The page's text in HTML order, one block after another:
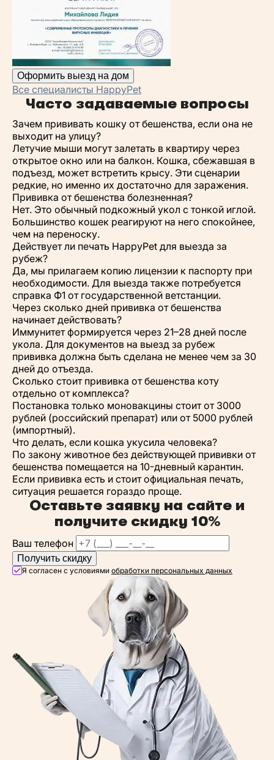
Оформить выезд на дом
Все специалисты HappyPet
Часто задаваемые вопросы
Зачем прививать кошку от бешенства, если она не
выходит на улицу?
Летучие мыши могут залетать в квартиру через
открытое окно или на балкон. Кошка, сбежавшая в
подъезд, может встретить крысу. Эти сценарии
редкие, но именно их достаточно для заражения.
Прививка от бешенства болезненная?
Нет. Это обычный подкожный укол с тонкой иглой.
Большинство кошек реагируют на него спокойнее,
чем на переноску.
Действует ли печать HappyPet для выезда за
рубеж?
Да, мы прилагаем копию лицензии к паспорту при
необходимости. Для выезда также потребуется
справка Ф1 от государственной ветстанции.
Через сколько дней прививка от бешенства
начинает действовать?
Иммунитет формируется через 21–28 дней после
укола. Для документов на выезд за рубеж
прививка должна быть сделана не менее чем за 30
дней до отъезда.
Сколько стоит прививка от бешенства коту
отдельно от комплекса?
Постановка только моновакцины стоит от 3000
рублей (российский препарат) или от 5000 рублей
(импортный).
Что делать, если кошка укусила человека?
По закону животное без действующей прививки от
бешенства помещается на 10-дневный карантин.
Если прививка есть и стоит официальная печать,
ситуация решается гораздо проще.
Оставьте заявку на сайте и
получите скидку 10%
Ваш телефон
Получить скидку
Я согласен с условиями обработки персональных данных